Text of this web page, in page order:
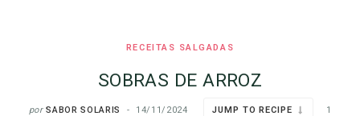
RECEITAS SALGADAS
SOBRAS DE ARROZ
por SABOR SOLARIS 14/11/2024 JUMP TO RECIPE
1